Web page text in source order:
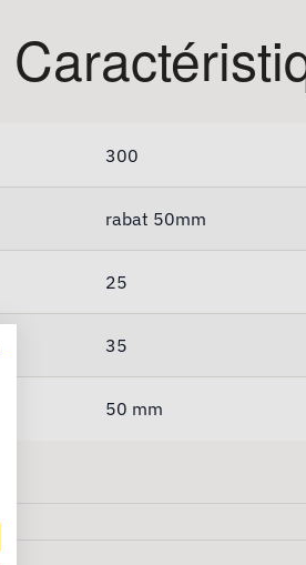
300
rabat 50mm
25
35
50 mm